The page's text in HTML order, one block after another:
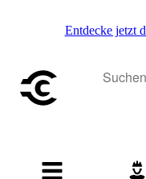
Entdecke jetzt